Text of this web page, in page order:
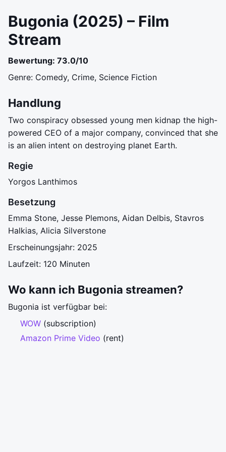
Bugonia (2025) – Film
Stream
Bewertung: 73.0/10
Genre: Comedy, Crime, Science Fiction
Handlung
Two conspiracy obsessed young men kidnap the high-
powered CEO of a major company, convinced that she
is an alien intent on destroying planet Earth.
Regie
Yorgos Lanthimos
Besetzung
Emma Stone, Jesse Plemons, Aidan Delbis, Stavros
Halkias, Alicia Silverstone
Erscheinungsjahr: 2025
Laufzeit: 120 Minuten
Wo kann ich Bugonia streamen?
Bugonia ist verfügbar bei:
WOW (subscription)
Amazon Prime Video (rent)